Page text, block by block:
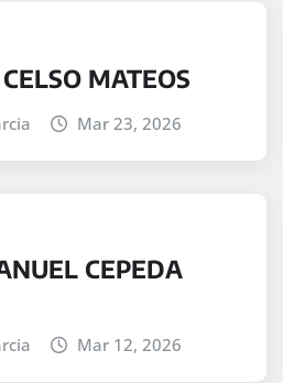
MATEOS
Mar 23, 2026
CEPEDA
Mar 12, 2026